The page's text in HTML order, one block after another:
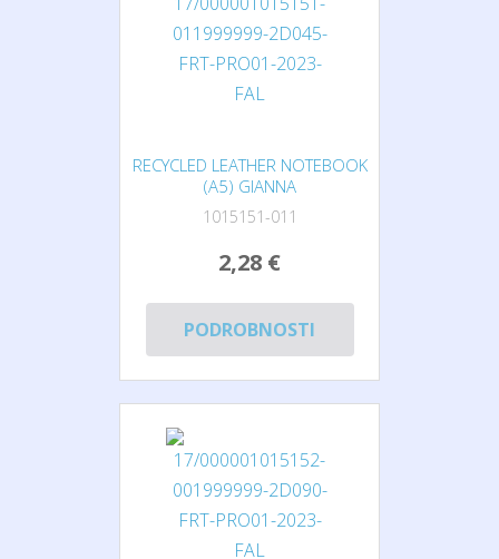
RECYCLED LEATHER NOTEBOOK
(A5) GIANNA
1015151-011
2,28 €
PODROBNOSTI